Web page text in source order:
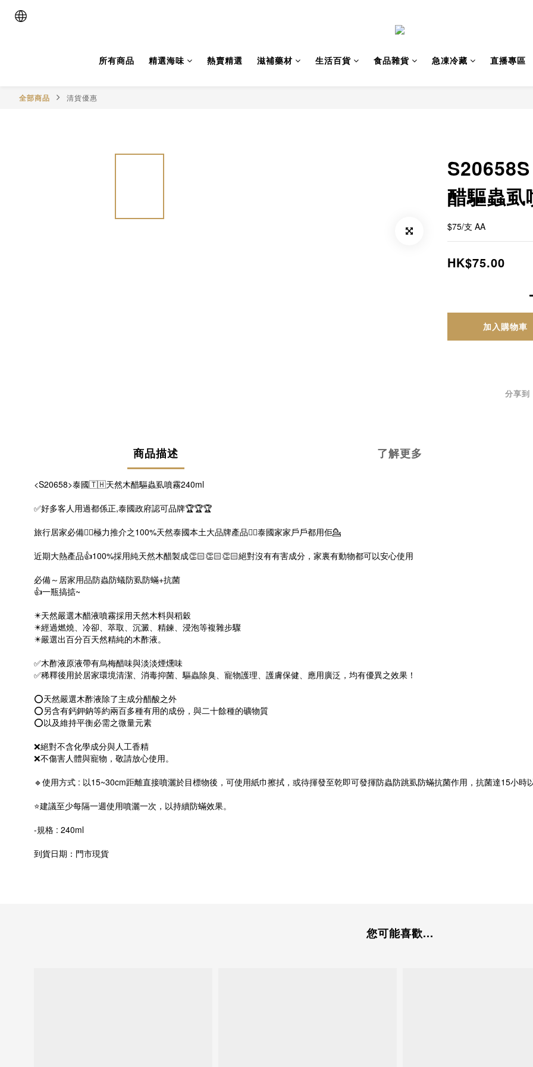
所有商品 精選海味 熱賣精選 滋補藥材 生活百貨 食品雜貨 急凍冷藏 直播專區
全部商品 清貨優惠
醋驅蟲
$75/支 AA
HK$75.00
加入購物車
分享到
商品描述 了解更多
<S20658>泰國🇹🇭天然木醋驅蟲虱噴霧240ml
✅好多客人用過都係正,泰國政府認可品牌🏆🏆🏆
旅行居家必備👍🏻極力推介之100%天然泰國本土大品牌產品👍🏻泰國家家戶戶都用佢💁
近期大熱產品👍100%採用純天然木醋製成👏🏻👏🏻👏🏻絕對沒有有害成分，家裏有動物都可以安心使用
必備～居家用品防蟲防蟻防虱防蟎+抗菌
👍一瓶搞掂~
✴️天然嚴選木醋液噴霧採用天然木料與稻穀
✴️經過燃燒、冷卻、萃取、沉澱、精鍊、浸泡等複雜步驟
✴️嚴選出百分百天然精純的木酢液。
✅木酢液原液帶有烏梅醋味與淡淡煙燻味
✅稀釋後用於居家環境清潔、消毒抑菌、驅蟲除臭、寵物護理、護膚保健、應用廣泛，均有優異之效果！
⭕天然嚴選木酢液除了主成分醋酸之外
⭕另含有鈣鉀鈉等約兩百多種有用的成份，與二十餘種的礦物質
⭕以及維持平衡必需之微量元素
❌絕對不含化學成分與人工香精
❌不傷害人體與寵物，敬請放心使用。
🔹使用方式 : 以15~30cm距離直接噴灑於目標物後，可使用紙巾擦拭，或待揮發至乾即可發揮防蟲防跳虱防蟎抗菌作用，抗菌達15小時
⭐建議至少每隔一週使用噴灑一次，以持續防蟎效果。
-規格 : 240ml
到貨日期：門市現貨
您可能喜歡...